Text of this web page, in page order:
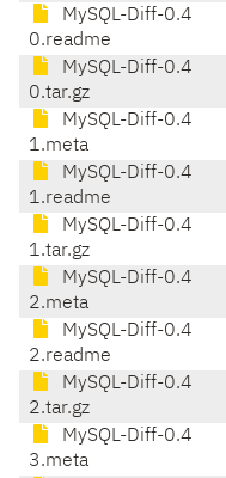
MySQL-Diff-0.4
0.readme
MySQL-Diff-0.4
0.tar.gz
MySQL-Diff-0.4
1.meta
MySQL-Diff-0.4
1.readme
MySQL-Diff-0.4
1.tar.gz
MySQL-Diff-0.4
2.meta
MySQL-Diff-0.4
2.readme
MySQL-Diff-0.4
2.tar.gz
MySQL-Diff-0.4
3.meta